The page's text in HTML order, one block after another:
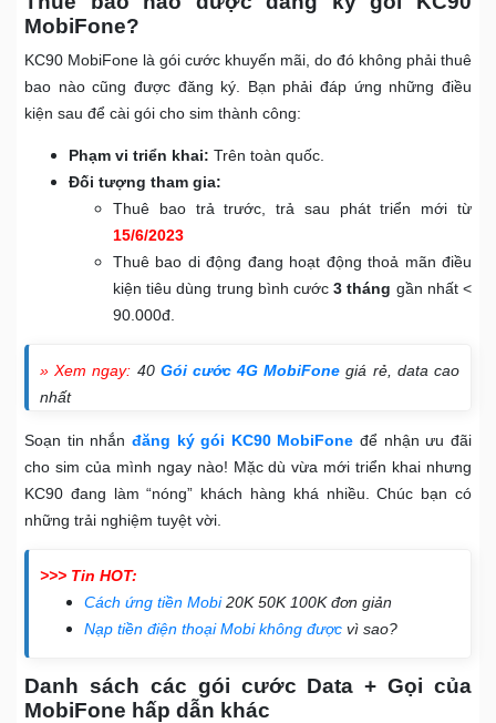
MobiFone?
KC90 MobiFone là gói cước khuyến mãi, do đó không phải thuê
bao nào cũng được đăng ký. Bạn phải đáp ứng những điều
kiện sau để cài gói cho sim thành công:
Phạm vi triển khai: Trên toàn quốc.
Đối tượng tham gia:
Thuê bao trả trước, trả sau phát triển mới từ
15/6/2023
Thuê bao di động đang hoạt động thoả mãn điều
kiện tiêu dùng trung bình cước3 tháng gần nhất <
90.000đ.
» Xem ngay: 40 Gói cước 4G MobiFone giá rẻ, data cao
nhất
Soạn tin nhắn đăng ký gói KC90 MobiFone để nhận ưu đãi
cho sim của mình ngay nào! Mặc dù vừa mới triển khai nhưng
KC90 đang làm “nóng” khách hàng khá nhiều. Chúc bạn có
những trải nghiệm tuyệt vời.
>>> Tin HOT:
Cách ứng tiền Mobi20K 50K 100K đơn giản
Nạp tiền điện thoại Mobi không được vì sao?
Danh sách các gói cước Data + Gọi của
MobiFone hấp dẫn khác